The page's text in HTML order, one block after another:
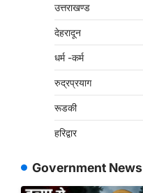
उत्तराखण्ड
देहरादून
धर्म -कर्म
रुद्रप्रयाग
रूडकी
हरिद्वार
Government News